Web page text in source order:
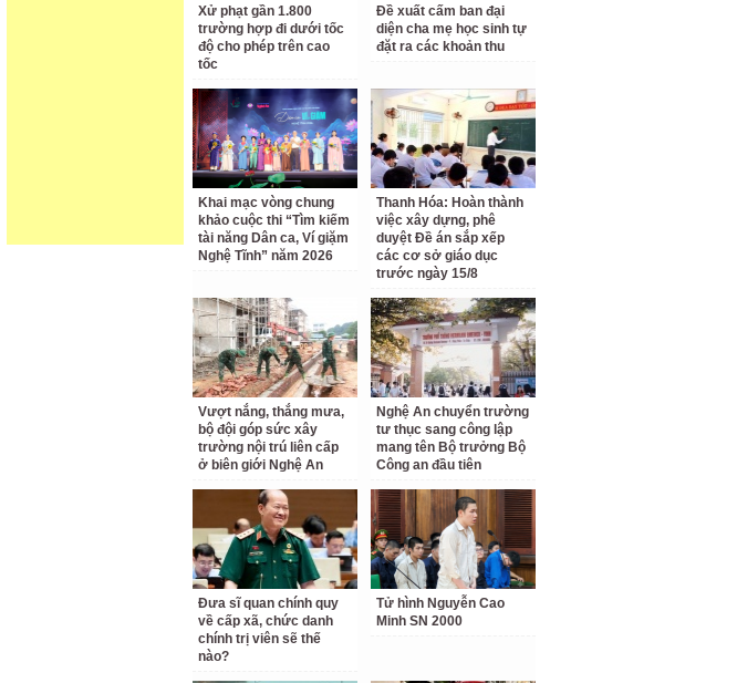
Xử phạt gần 1.800
trường hợp đi dưới tốc
độ cho phép trên cao
tốc
Đề xuất cấm ban đại
diện cha mẹ học sinh tự
đặt ra các khoản thu
Khai mạc vòng chung
khảo cuộc thi “Tìm kiếm
tài năng Dân ca, Ví giặm
Nghệ Tĩnh” năm 2026
Thanh Hóa: Hoàn thành
việc xây dựng, phê
duyệt Đề án sắp xếp
các cơ sở giáo dục
trước ngày 15/8
Vượt nắng, thắng mưa,
bộ đội góp sức xây
trường nội trú liên cấp
ở biên giới Nghệ An
Nghệ An chuyển trường
tư thục sang công lập
mang tên Bộ trưởng Bộ
Công an đầu tiên
Đưa sĩ quan chính quy
về cấp xã, chức danh
chính trị viên sẽ thế
nào?
Tử hình Nguyễn Cao
Minh SN 2000